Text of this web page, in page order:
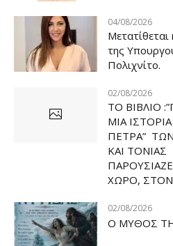
04/08/2026
Μετατίθεται
της
Πολιχνίτο.
02/08/2026
ΤΟ ΒΙΒΛΙΟ
ΜΙΑ
ΠΕΤΡΑ”
ΚΑΙ ΤΟΝΙΑΣ
ΧΩΡΟ, ΣΤΟΝ
02/08/2026
Ο ΜΥΘΟΣ